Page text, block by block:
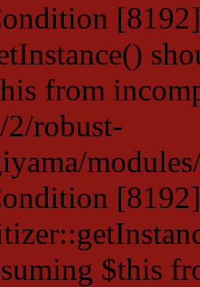
from
2/robust-
$this